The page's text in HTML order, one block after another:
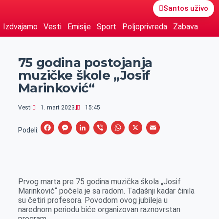
Santos uživo
Izdvajamo Vesti Emisije Sport Poljoprivreda Zabava
75 godina postojanja
muzičke škole „Josif
Marinković“
Vesti 1. mart 2023. 15:45
Podeli:
F
b
o
o
M
e
n
g
L
e
d
I
V
r
W
s
A
p
X
E
l
Prvog marta pre 75 godina muzička škola „Josif
Marinković“ počela je sa radom. Tadašnji kadar činila
su četiri profesora. Povodom ovog jubileja u
narednom periodu biće organizovan raznovrstan